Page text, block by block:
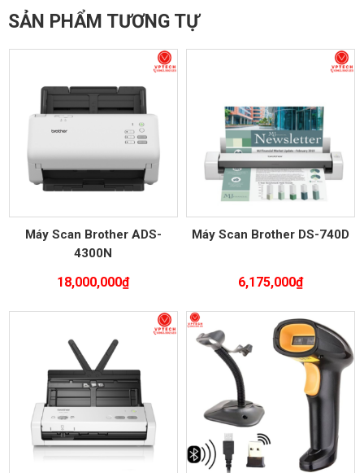
SẢN PHẨM TƯƠNG TỰ
Máy Scan Brother ADS-
4300N
18,000,000₫
Máy Scan Brother DS-740D
6,175,000₫